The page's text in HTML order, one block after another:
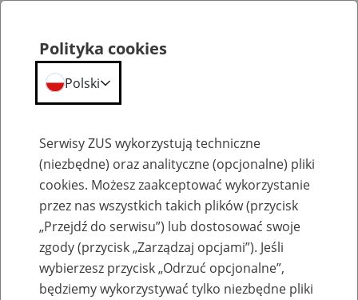
Szkolenia
Polityka cookies
Polski
Serwisy ZUS wykorzystują techniczne
(niezbędne) oraz analityczne (opcjonalne) pliki
cookies. Możesz zaakceptować wykorzystanie
przez nas wszystkich takich plików (przycisk
„Przejdź do serwisu”) lub dostosować swoje
zgody (przycisk „Zarządzaj opcjami”). Jeśli
wybierzesz przycisk „Odrzuć opcjonalne”,
będziemy wykorzystywać tylko niezbędne pliki